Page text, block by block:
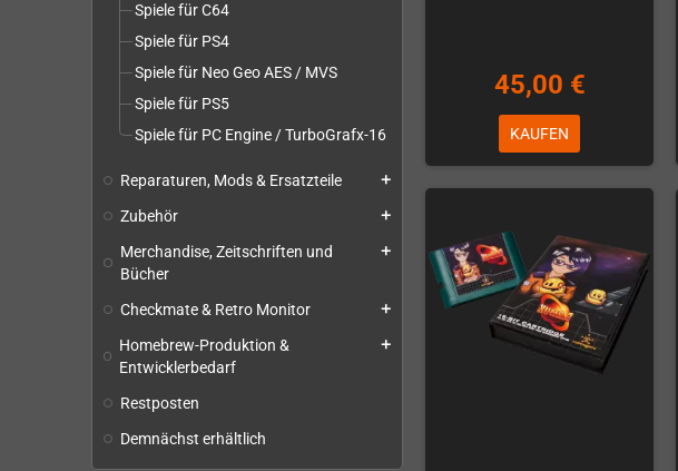
Spiele für C64
Spiele für PS4
Spiele für Neo Geo AES / MVS
Spiele für PS5
Spiele für PC Engine / TurboGrafx-16
Reparaturen, Mods & Ersatzteile add
Zubehör add
Merchandise, Zeitschriften und
Bücher
add
Checkmate & Retro Monitor add
Homebrew-Produktion &
Entwicklerbedarf
add
Restposten
Demnächst erhältlich
45,00 €
KAUFEN